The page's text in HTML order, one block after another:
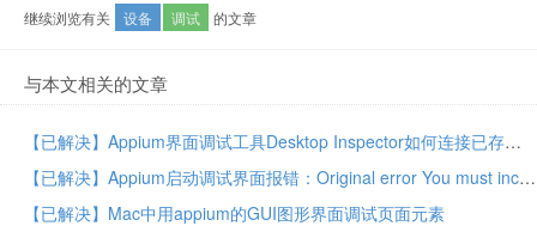
继续浏览有关 设备 调试 的文章
与本文相关的文章
【已解决】Appium界面调试工具Desktop Inspector如何连接已存在的session会话
【已解决】Appium启动调试界面报错：Original error You must include a platformName capability
【已解决】Mac中用appium的GUI图形界面调试页面元素